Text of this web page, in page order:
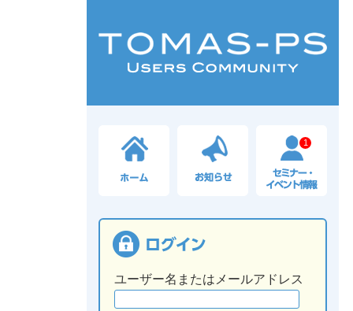
1
ユーザー名またはメールアドレス